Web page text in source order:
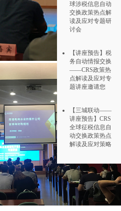
球涉税信息自动
交换政策热点解
读及应对专题研
讨会
【讲座预告】税
务自动情报交换
——CRS政策热
点解读及应对专
题讲座邀请您
【三城联动——
讲座预告】CRS
全球征税信息自
动交换政策热点
解读及应对策略